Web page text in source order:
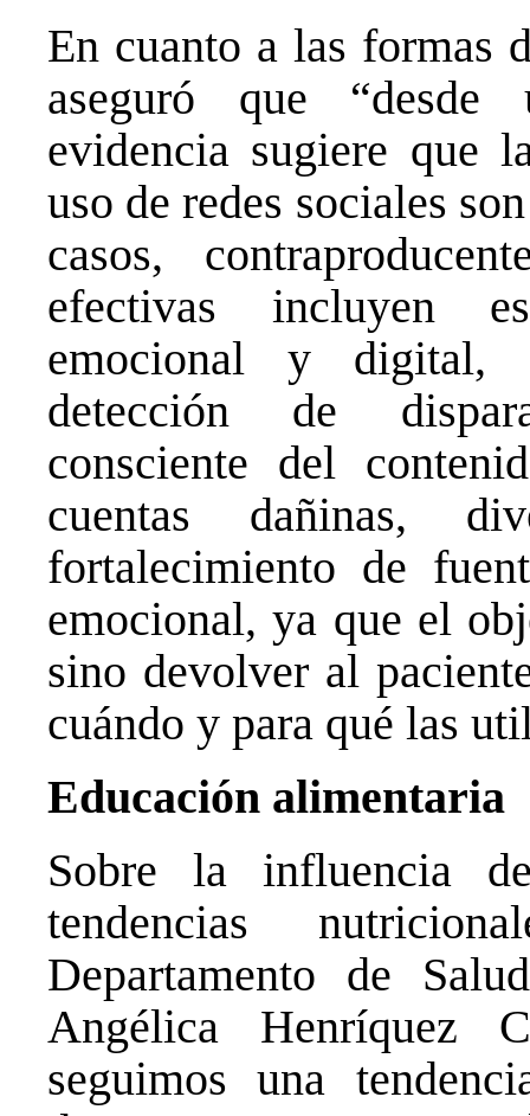
En cuanto a las formas
aseguró que
evidencia sugiere que
uso de redes sociales
casos,
efectivas incluyen
emocional y digital,
detección de
consciente del
cuentas dañinas,
fortalecimiento de
emocional, ya que el
sino devolver al
cuándo y para qué las
Educación alimentaria
Sobre la influencia
tendencias
Departamento de
Angélica Henríquez
seguimos una